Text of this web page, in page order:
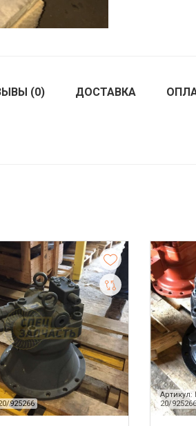
(0) ДОСТАВКА
925266
Артикул:
20/925266